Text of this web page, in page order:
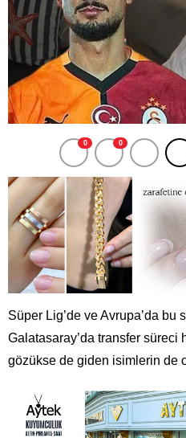
0 0
Süper Lig’de ve Avrupa’da bu
Galatasaray’da transfer süreci
gözükse de giden isimlerin de